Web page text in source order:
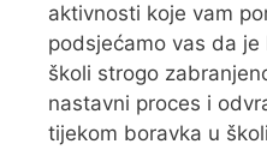
aktivnosti koje vam
podsjećamo vas da
školi strogo
nastavni proces i
tijekom boravka u